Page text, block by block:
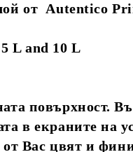
от Autentico
L and 10 L
повърхност.
в екраните на
от Вас цвят и